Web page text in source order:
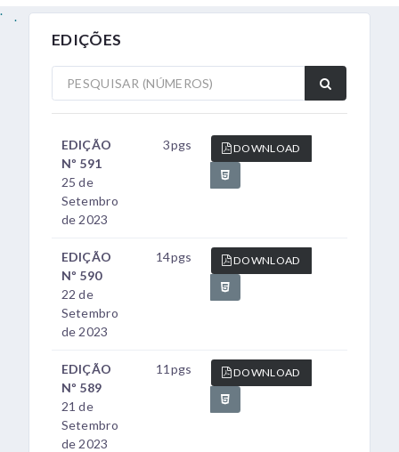
.
.
EDIÇÕES
EDIÇÃO
Nº 591
25 de
Setembro
de 2023
3pgs DOWNLOAD
EDIÇÃO
Nº 590
22 de
Setembro
de 2023
14pgs DOWNLOAD
EDIÇÃO
Nº 589
21 de
Setembro
de 2023
11pgs DOWNLOAD